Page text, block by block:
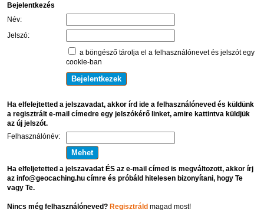
Bejelentkezés
Név:
Jelszó:
a böngésző tárolja el a felhasználónevet és jelszót egy
cookie-ban
Ha elfelejtetted a jelszavadat, akkor írd ide a felhasználóneved és küldünk
a regisztrált e-mail címedre egy jelszókérő linket, amire kattintva küldjük
az új jelszót.
Felhasználónév:
Ha elfeljetetted a jelszavadat ÉS az e-mail címed is megváltozott, akkor írj
az info@geocaching.hu címre és próbáld hitelesen bizonyítani, hogy Te
vagy Te.
Nincs még felhasználóneved? Regisztráldmagad most!